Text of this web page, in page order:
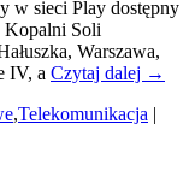
w sieci Play dostępny
Kopalni Soli
Warszawa,
IV, a Czytaj dalej W
Soli
→
,Telekomunikacja |